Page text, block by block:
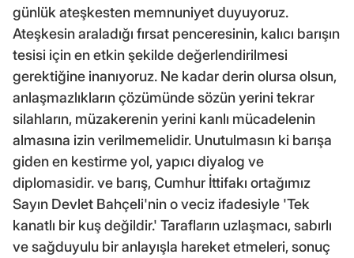
günlük ateşkesten memnuniyet duyuyoruz.
Ateşkesin araladığı fırsat penceresinin, kalıcı barışın
tesisi için en etkin şekilde değerlendirilmesi
gerektiğine inanıyoruz. Ne kadar derin olursa olsun,
anlaşmazlıkların çözümünde sözün yerini tekrar
silahların, müzakerenin yerini kanlı mücadelenin
almasına izin verilmemelidir. Unutulmasın ki barışa
giden en kestirme yol, yapıcı diyalog ve
diplomasidir. ve barış, Cumhur İttifakı ortağımız
Sayın Devlet Bahçeli'nin o veciz ifadesiyle 'Tek
kanatlı bir kuş değildir.' Tarafların uzlaşmacı, sabırlı
ve sağduyulu bir anlayışla hareket etmeleri, sonuç